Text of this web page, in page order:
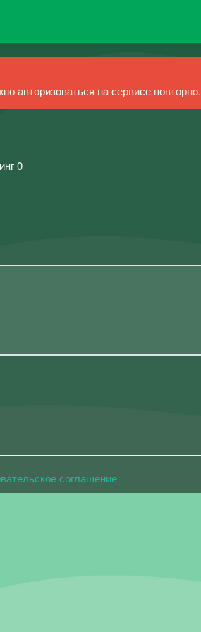
авторизоваться на сервисе повторно.
0
соглашение